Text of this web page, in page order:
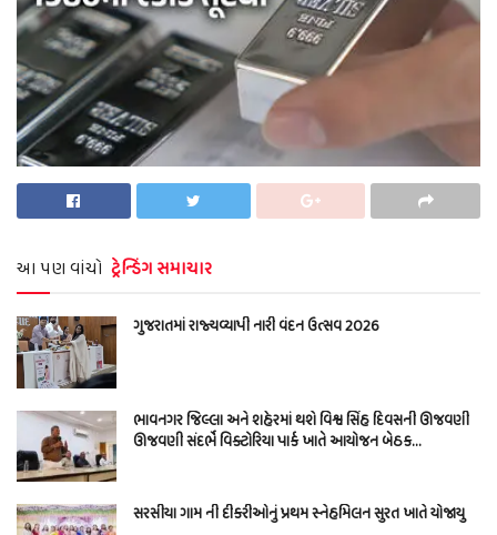
આ પણ વાંચો ટ્રેન્ડિંગ સમાચાર
ગુજરાતમાં રાજ્યવ્યાપી નારી વંદન ઉત્સવ 2026
ભાવનગર જિલ્લા અને શહેરમાં થશે વિશ્વ સિંહ દિવસની ઊજવણી
ઊજવણી સંદર્ભે વિક્ટોરિયા પાર્ક ખાતે આયોજન બેઠક…
સરસીયા ગામ ની દીકરીઓનું પ્રથમ સ્નેહમિલન સુરત ખાતે યોજાયુ